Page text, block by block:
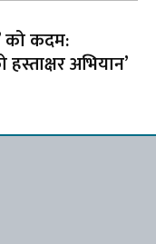
को कदम:
हस्ताक्षर अभियान’